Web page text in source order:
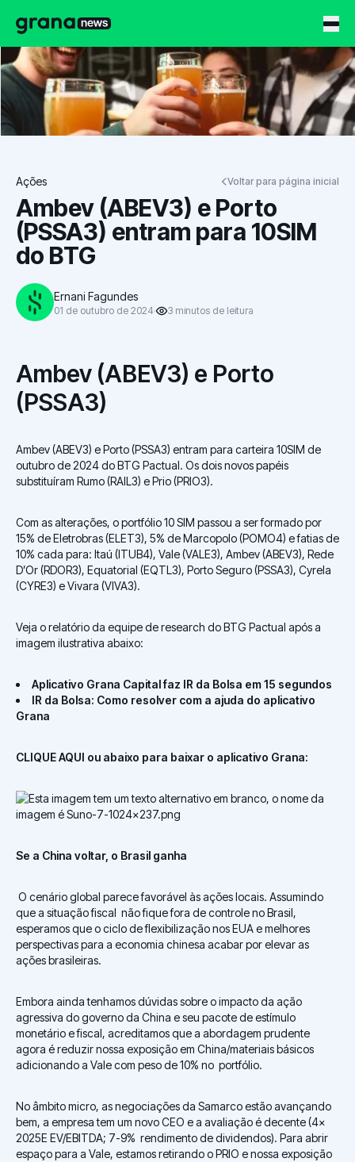
Grana News
Ações Voltar para página inicial
Ambev (ABEV3) e Porto
(PSSA3) entram para 10SIM
do BTG
Ernani Fagundes
01 de outubro de 2024 3 minutos de leitura
Ambev (ABEV3) e Porto
(PSSA3)
Ambev (ABEV3) e Porto (PSSA3) entram para carteira 10SIM de
outubro de 2024 do BTG Pactual. Os dois novos papéis
substituíram Rumo (RAIL3) e Prio (PRIO3).
Com as alterações, o portfólio 10 SIM passou a ser formado por
15% de Eletrobras (ELET3), 5% de Marcopolo (POMO4) e fatias de
10% cada para: Itaú (ITUB4), Vale (VALE3), Ambev (ABEV3), Rede
D’Or (RDOR3), Equatorial (EQTL3), Porto Seguro (PSSA3), Cyrela
(CYRE3) e Vivara (VIVA3).
Veja o relatório da equipe de research do BTG Pactual após a
imagem ilustrativa abaixo:
Aplicativo Grana Capital faz IR da Bolsa em 15 segundos
IR da Bolsa: Como resolver com a ajuda do aplicativo
Grana
CLIQUE AQUI ou abaixo para baixar o aplicativo Grana:
Se a China voltar, o Brasil ganha
O cenário global parece favorável às ações locais. Assumindo
que a situação fiscal não fique fora de controle no Brasil,
esperamos que o ciclo de flexibilização nos EUA e melhores
perspectivas para a economia chinesa acabar por elevar as
ações brasileiras.
Embora ainda tenhamos dúvidas sobre o impacto da ação
agressiva do governo da China e seu pacote de estímulo
monetário e fiscal, acreditamos que a abordagem prudente
agora é reduzir nossa exposição em China/materiais básicos
adicionando a Vale com peso de 10% no portfólio.
No âmbito micro, as negociações da Samarco estão avançando
bem, a empresa tem um novo CEO e a avaliação é decente (4x
2025E EV/EBITDA; 7-9% rendimento de dividendos). Para abrir
espaço para a Vale, estamos retirando o PRIO e nossa exposição